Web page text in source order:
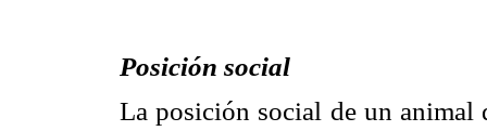
Posición social
La posición social de un animal